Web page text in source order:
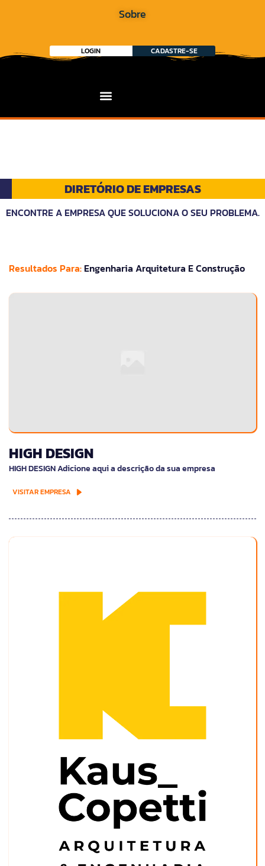
Sobre
LOGIN CADASTRE-SE
DIRETÓRIO DE EMPRESAS
ENCONTRE A EMPRESA QUE SOLUCIONA O SEU PROBLEMA.
Resultados Para: Engenharia Arquitetura E Construção
HIGH DESIGN
HIGH DESIGN Adicione aqui a descrição da sua empresa
VISITAR EMPRESA